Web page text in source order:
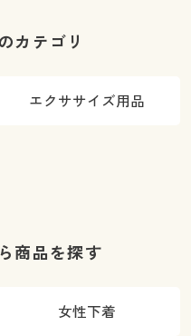
カテゴリ
エクササイズ用品
商品を探す
女性下着